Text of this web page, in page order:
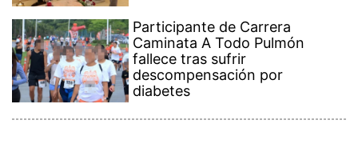
Participante de Carrera
Caminata A Todo Pulmón
fallece tras sufrir
descompensación por
diabetes